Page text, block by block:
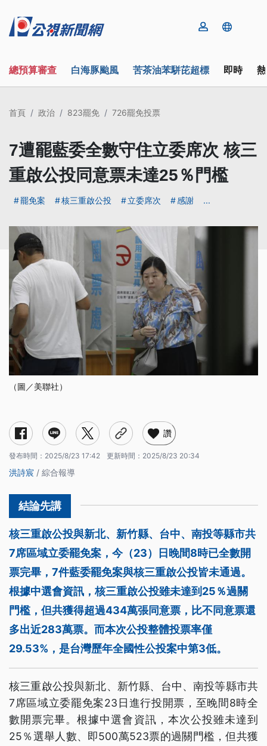
總預算審查 白海豚颱風 苦茶油苯駢芘超標 即時
首頁 政治 823罷免 726罷免投票
7遭罷藍委全數守住立委席次 核三
重啟公投同意票未達25％門檻
罷免案 核三重啟公投 立委席次 感謝 ...
（圖／美聯社）
讚
發布時間： 2025/8/23 17:42 更新時間： 2025/8/23 20:34
洪詩宸 / 綜合報導
核三重啟公投與新北、新竹縣、台中、南投等縣市共
7席區域立委罷免案，今（23）日晚間8時已全數開
票完畢，7件藍委罷免案與核三重啟公投皆未通過。
根據中選會資訊，核三重啟公投雖未達到25％過關
門檻，但共獲得超過434萬張同意票，比不同意票還
多出近283萬票。而本次公投整體投票率僅
29.53%，是台灣歷年全國性公投案中第3低。
核三重啟公投與新北、新竹縣、台中、南投等縣市共
7席區域立委罷免案23日進行投開票，至晚間8時全
數開票完畢。根據中選會資訊，本次公投雖未達到
25％選舉人數、即500萬523票的過關門檻，但共獲